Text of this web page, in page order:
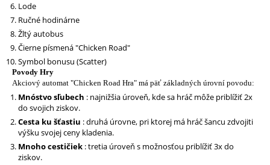
Lode
Ručné hodinárne
Žltý autobus
Čierne písmená "Chicken Road"
Symbol bonusu (Scatter)
Povody Hry
Akciový automat "Chicken Road Hra" má päť základných úrovní povodu:
Mnóstvo sľubech : najnižšia úroveň, kde sa hráč môže priblížiť 2x
do svojich ziskov.
Cesta ku šťastiu : druhá úrovne, pri ktorej má hráč šancu zdvojiti
výšku svojej ceny kladenia.
Mnoho cestičiek : tretia úroveň s možnosťou priblížiť 3x do
ziskov.